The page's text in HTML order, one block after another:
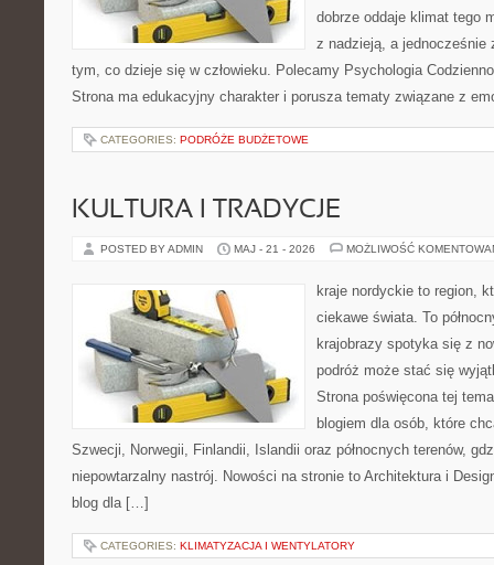
dobrze oddaje klimat tego
z nadzieją, a jednocześnie
tym, co dzieje się w człowieku. Polecamy Psychologia
Strona ma edukacyjny charakter i porusza tematy związane z
CATEGORIES: PODRÓŻE BUDŻETOWE
KULTURA I TRADYCJE
POSTED BY ADMIN MAJ - 21 - 2026 MOŻLIWOŚĆ
kraje nordyckie to region,
ciekawe świata. To
krajobrazy spotyka się z
podróż może stać się
Strona poświęcona tej
blogiem dla osób, które
Szwecji, Norwegii, Finlandii, Islandii oraz północnych terenów,
niepowtarzalny nastrój. Nowości na stronie to Architektura i
blog dla […]
CATEGORIES: KLIMATYZACJA I WENTYLATORY